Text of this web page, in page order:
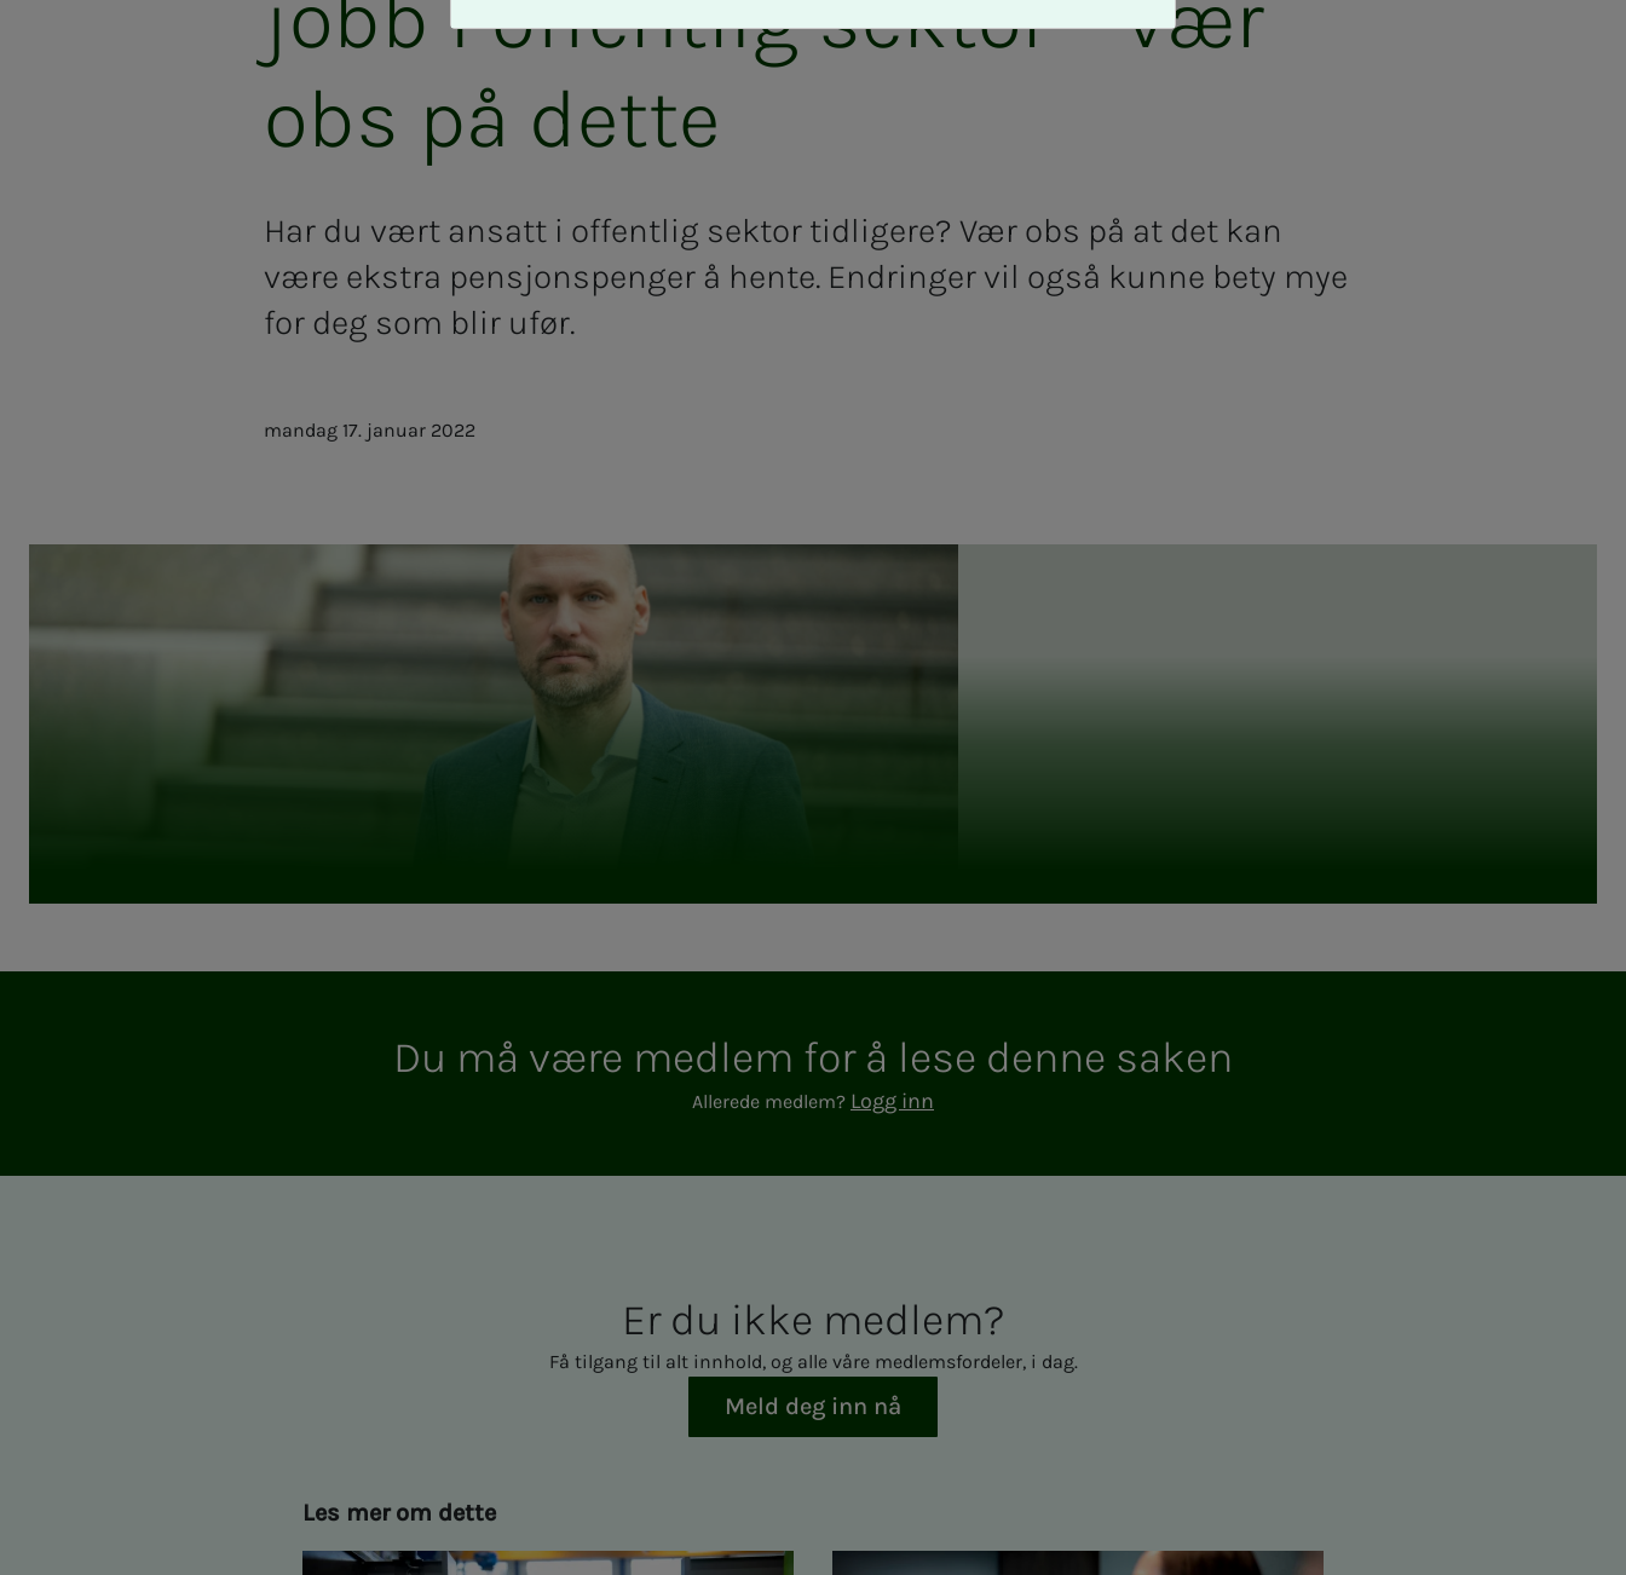
jobb i offentlig sektor – vær
obs på dette
Har du vært ansatt i offentlig sektor tidligere? Vær obs på at det kan
være ekstra pensjonspenger å hente. Endringer vil også kunne bety mye
for deg som blir ufør.
mandag 17. januar 2022
Du må være med­­­­­lem for å lese den­­­ne sa­­­ken
Allerede medlem? Logg inn
Er du ikke med­­­­­lem?
Få tilgang til alt innhold, og alle våre medlemsfordeler, i dag.
Meld deg inn nå
Les mer om dette
v
i
s
a
e